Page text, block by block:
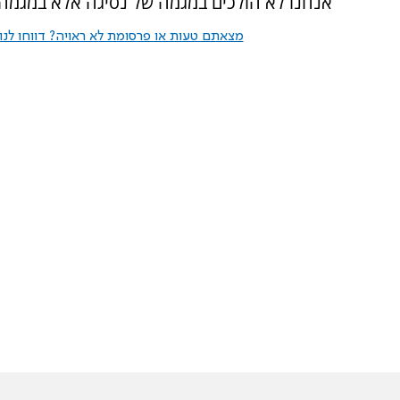
מצאתם טעות או פרסומת לא ראויה? דווחו לנו